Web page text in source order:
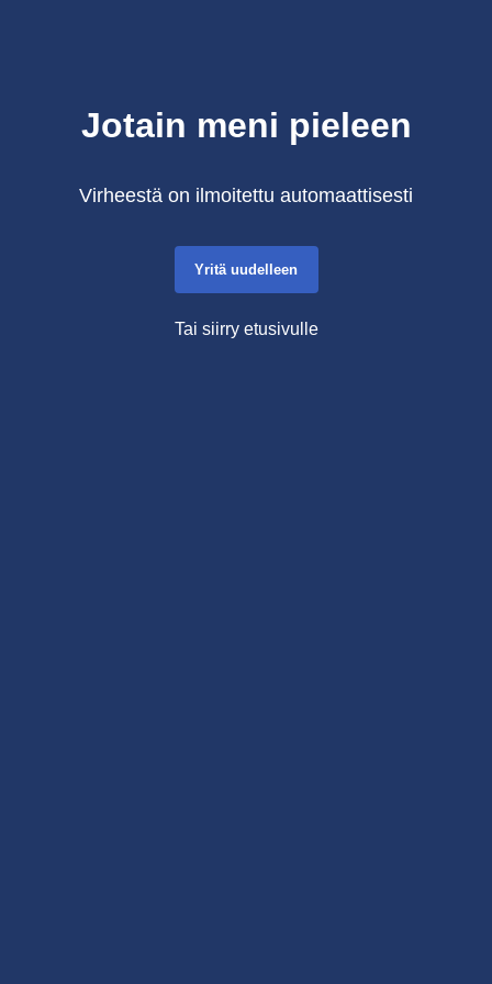
Jotain meni pieleen
Virheestä on ilmoitettu automaattisesti
Yritä uudelleen
Tai siirry etusivulle